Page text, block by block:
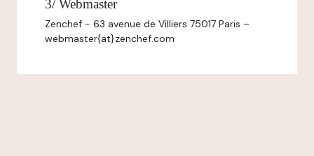
3/ Webmaster
Zenchef - 63 avenue de Villiers 75017 Paris –
webmaster{at}zenchef.com